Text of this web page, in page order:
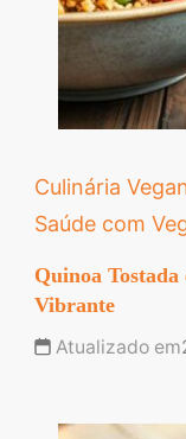
Culinária
Saúde com
Quinoa Tostada
Vibrante
Atualizado em